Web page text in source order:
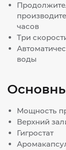
часов
Три
воды
Мощность
Верхний
Гигростат